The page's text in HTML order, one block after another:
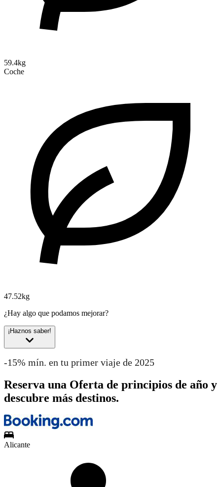
59.4kg
Coche
47.52kg
¿Hay algo que podamos mejorar?
¡Haznos saber!
-15% mín. en tu primer viaje de 2025
Reserva una Oferta de principios de año y
descubre más destinos.
Alicante